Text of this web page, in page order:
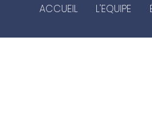
ACCUEIL L'EQUIPE